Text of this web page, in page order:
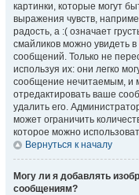
картинки, которые могут
выражения чувств,
радость, а :( означает
смайликов можно увидеть
сообщений. Только не
используя их: они легко
сообщение нечитаемым, и
отредактировать ваше
удалить его.
может ограничить
которое можно
Вернуться к началу
Могу ли я добавлять
сообщениям?